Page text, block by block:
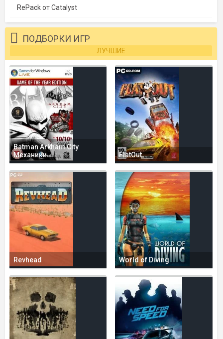
RePack от Catalyst
ПОДБОРКИ ИГР
ЛУЧШИЕ
Batman Arkham City
Механики
FlatOut
Revhead World of Diving